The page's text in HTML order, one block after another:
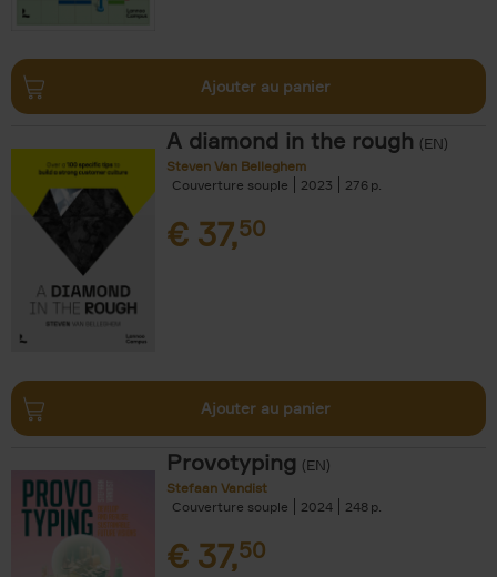
Ajouter au panier
A diamond in the rough (EN)
Steven Van Belleghem
Couverture souple
2023 276
€ 37,50
Ajouter au panier
Provotyping (EN)
Stefaan Vandist
Couverture souple
2024 248
€ 37,50